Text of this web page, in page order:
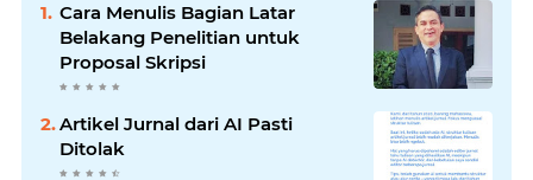
Cara Menulis Bagian Latar
Belakang Penelitian untuk
Proposal Skripsi
Artikel Jurnal dari AI Pasti
Ditolak